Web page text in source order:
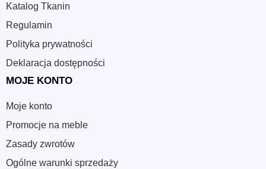
Katalog Tkanin
Regulamin
Polityka prywatności
Deklaracja dostępności
MOJE KONTO
Moje konto
Promocje na meble
Zasady zwrotów
Ogólne warunki sprzedaży